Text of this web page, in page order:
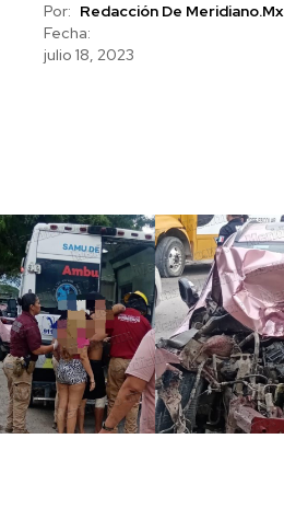
Por: Redacción De Meridiano.mx
Fecha:
julio 18, 2023